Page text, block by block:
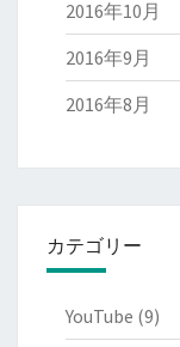
2016年10月
2016年9月
2016年8月
カテゴリー
YouTube (9)